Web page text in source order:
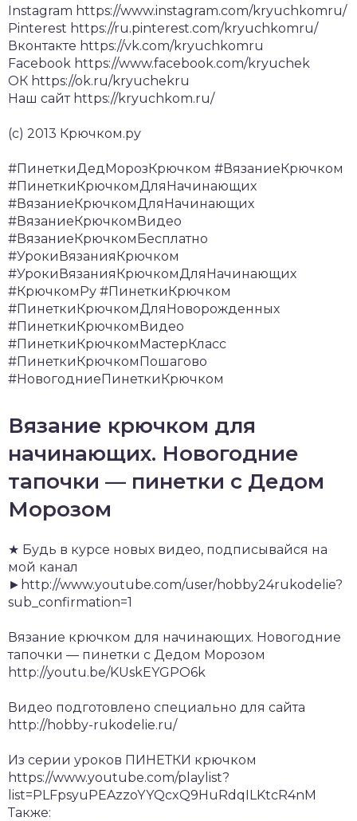
Instagram https://www.instagram.com/kryuchkomru/
Pinterest https://ru.pinterest.com/kryuchkomru/
Вконтакте https://vk.com/kryuchkomru
Facebook https://www.facebook.com/kryuchek
ОК https://ok.ru/kryuchekru
Наш сайт https://kryuchkom.ru/
(c) 2013 Крючком.ру
#ПинеткиДедМорозКрючком #ВязаниеКрючком
#ПинеткиКрючкомДляНачинающих
#ВязаниеКрючкомДляНачинающих
#ВязаниеКрючкомВидео
#ВязаниеКрючкомБесплатно
#УрокиВязанияКрючком
#УрокиВязанияКрючкомДляНачинающих
#КрючкомРу #ПинеткиКрючком
#ПинеткиКрючкомДляНоворожденных
#ПинеткиКрючкомВидео
#ПинеткиКрючкомМастерКласс
#ПинеткиКрючкомПошагово
#НовогодниеПинеткиКрючком
Вязание крючком для
начинающих. Новогодние
тапочки — пинетки с Дедом
Морозом
★ Будь в курсе новых видео, подписывайся на
мой канал
►http://www.youtube.com/user/hobby24rukodelie?
sub_confirmation=1
Вязание крючком для начинающих. Новогодние
тапочки — пинетки с Дедом Морозом
http://youtu.be/KUskEYGPO6k
Видео подготовлено специально для сайта
http://hobby-rukodelie.ru/
Из серии уроков ПИНЕТКИ крючком
https://www.youtube.com/playlist?
list=PLFpsyuPEAzzoYYQcxQ9HuRdqILKtcR4nM
Также: